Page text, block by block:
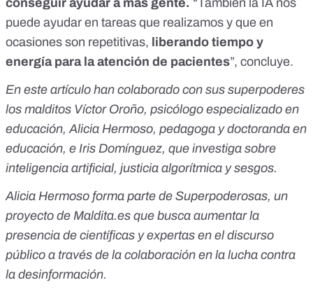
puede ayudar en tareas que realizamos y que en
ocasiones son repetitivas, liberando tiempo y
energía para la atención de pacientes”, concluye.
En este artículo han colaborado con sus superpoderes
los malditos Víctor Oroño, psicólogo especializado en
educación, Alicia Hermoso, pedagoga y doctoranda en
educación, e Iris Domínguez, que investiga sobre
inteligencia artificial, justicia algorítmica y sesgos.
Alicia Hermoso forma parte de Superpoderosas, un
proyecto de Maldita.es que busca aumentar la
presencia de científicas y expertas en el discurso
público a través de la colaboración en la lucha contra
la desinformación.